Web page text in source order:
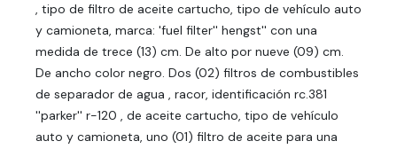
, tipo de filtro de aceite cartucho, tipo de vehículo auto
y camioneta, marca: 'fuel filter'' hengst'' con una
medida de trece (13) cm. De alto por nueve (09) cm.
De ancho color negro. Dos (02) filtros de combustibles
de separador de agua , racor, identificación rc.381
''parker'' r-120 , de aceite cartucho, tipo de vehículo
auto y camioneta, uno (01) filtro de aceite para una